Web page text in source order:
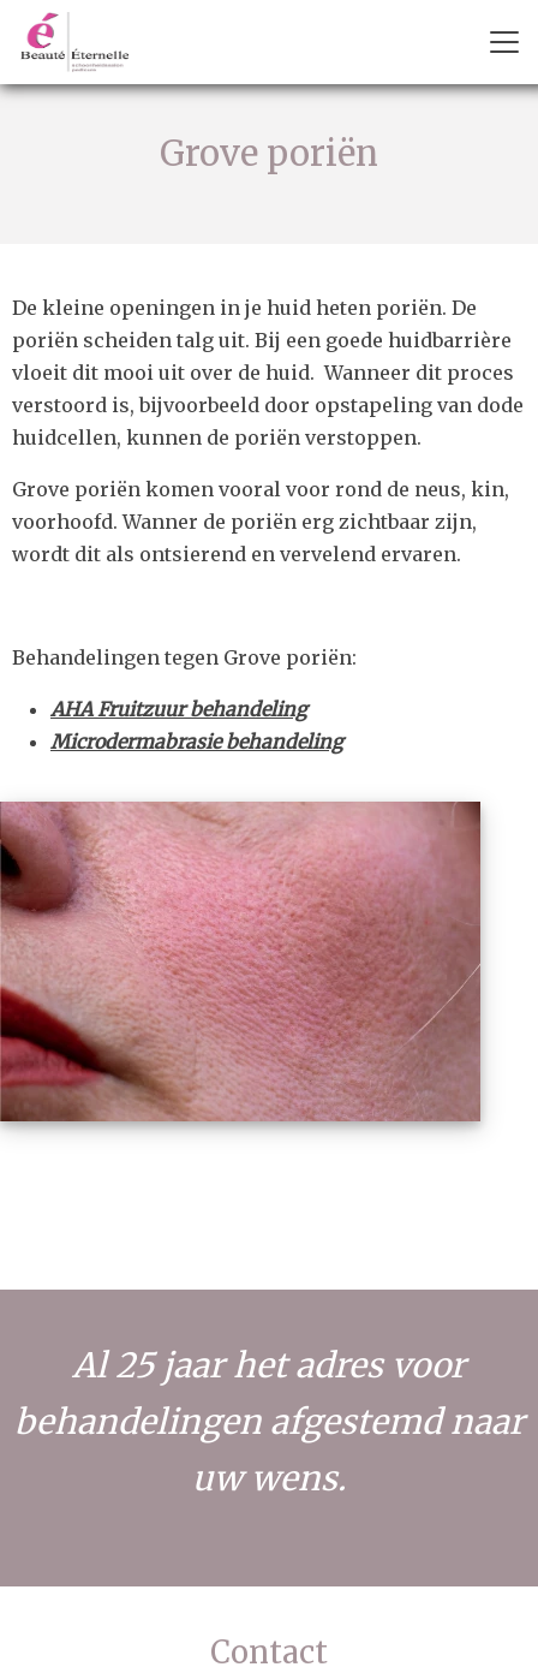
Grove poriën
De kleine openingen in je huid heten poriën. De
poriën scheiden talg uit. Bij een goede huidbarrière
vloeit dit mooi uit over de huid. Wanneer dit proces
verstoord is, bijvoorbeeld door opstapeling van dode
huidcellen, kunnen de poriën verstoppen.
Grove poriën komen vooral voor rond de neus, kin,
voorhoofd. Wanner de poriën erg zichtbaar zijn,
wordt dit als ontsierend en vervelend ervaren.
Behandelingen tegen Grove poriën:
AHA Fruitzuur behandeling
Microdermabrasie behandeling
Al 25 jaar het adres voor
behandelingen afgestemd naar
uw wens.
Contact